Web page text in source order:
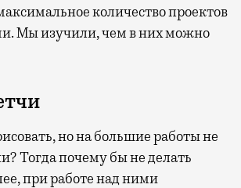
количество проектов
Мы изучили, чем в них можно
но на большие работы не
Тогда почему бы не делать
при работе над ними